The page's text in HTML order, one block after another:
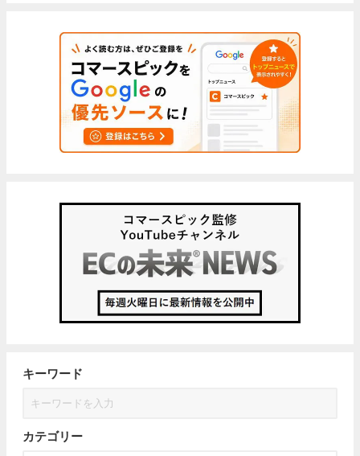
キーワード
カテゴリー